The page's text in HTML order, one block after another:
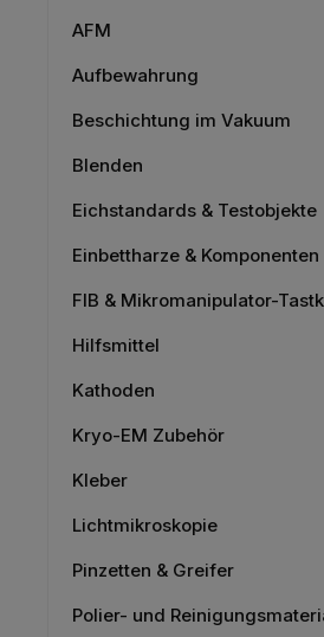
AFM
Aufbewahrung
Beschichtung im Vakuum
Blenden
Eichstandards & Testobjekte
Einbettharze & Komponenten
FIB & Mikromanipulator-
Hilfsmittel
Kathoden
Kryo-EM Zubehör
Kleber
Lichtmikroskopie
Pinzetten & Greifer
Polier- und